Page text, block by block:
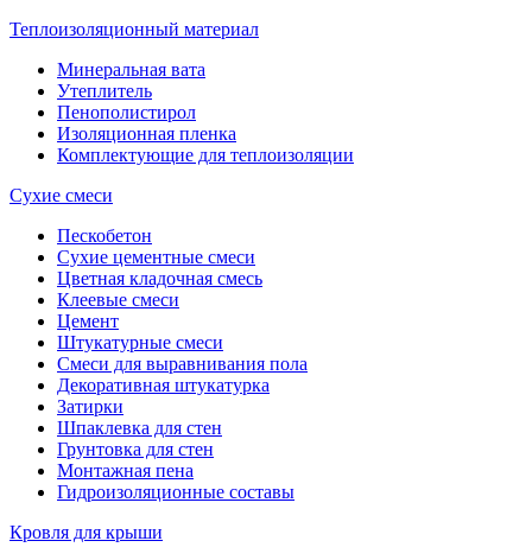
Теплоизоляционный материал
Минеральная вата
Утеплитель
Пенополистирол
Изоляционная пленка
Комплектующие для теплоизоляции
Сухие смеси
Пескобетон
Сухие цементные смеси
Цветная кладочная смесь
Клеевые смеси
Цемент
Штукатурные смеси
Смеси для выравнивания пола
Декоративная штукатурка
Затирки
Шпаклевка для стен
Грунтовка для стен
Монтажная пена
Гидроизоляционные составы
Кровля для крыши